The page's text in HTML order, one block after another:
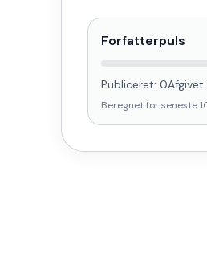
Forfatterpuls
Publiceret: 0Afgivet:
Beregnet for seneste